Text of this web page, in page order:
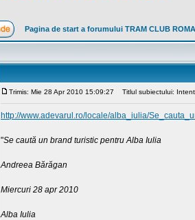
Pagina de start a forumului TRAM CLUB
Trimis: Mie 28 Apr 2010 15:09:27 Titlul subiectului:
http://www.adevarul.ro/locale/alba_iulia/
"Se caută un brand turistic pentru Alba Iulia
Andreea Bărăgan
Miercuri 28 apr 2010
Alba Iulia